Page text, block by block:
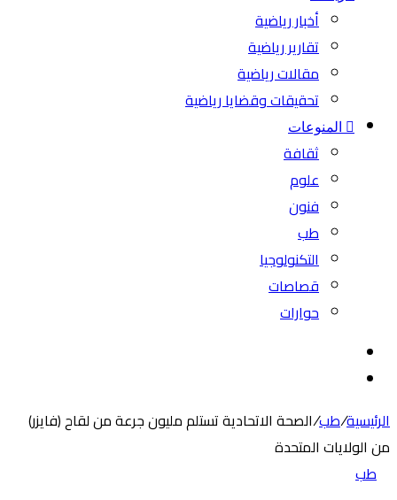
أخبار رياضية
تقارير رياضية
مقالات رياضية
تحقيقات وقضايا رياضية
المنوعات
ثقافة
علوم
فنون
طب
التكنولوجيا
قصاصات
حوارات
الرئيسية/طب/الصحة الاتحادية تستلم مليون جرعة من لقاح (فايزر)
من الولايات المتحدة
طب